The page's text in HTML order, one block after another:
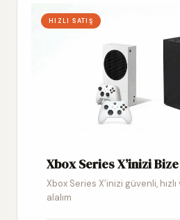
HIZLI SATIŞ
Xbox Series X’inizi Bize
Xbox Series X’inizi güvenli,
alalım